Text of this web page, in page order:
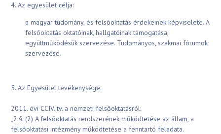
4. Az egyesület célja:
a magyar tudomány, és felsőoktatás érdekeinek képviselete. A
felsőoktatás oktatóinak, hallgatóinak támogatása,
együttműködésük szervezése. Tudományos, szakmai fórumok
szervezése.
5. Az Egyesület tevékenysége.
2011. évi CCIV. tv. a nemzeti felsőoktatásról:
„2.§. (2) A felsőoktatás rendszerének működtetése az állam, a
felsőoktatási intézmény működtetése a fenntartó feladata.